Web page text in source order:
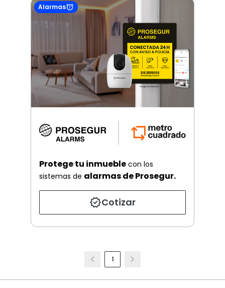
Alarmas
Protege tu inmueble con los
sistemas de alarmas de Prosegur.
Cotizar
1